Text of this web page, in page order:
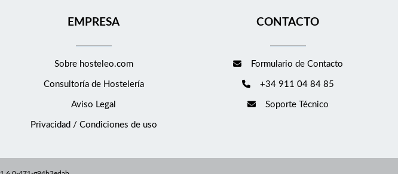
EMPRESA
Sobre hosteleo.com
Consultoría de Hostelería
Aviso Legal
Privacidad / Condiciones de uso
CONTACTO
Formulario de Contacto
+34 911 04 84 85
Soporte Técnico